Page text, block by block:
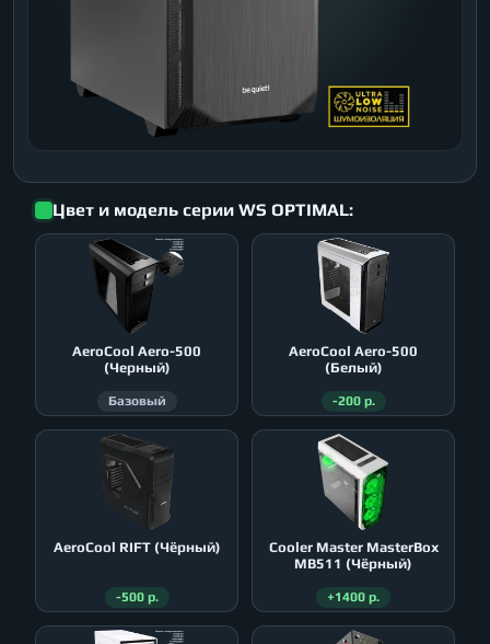
Цвет и модель серии WS OPTIMAL:
AeroСool Aero-500
(Черный)
Базовый
AeroСool Aero-500
(Белый)
-200 р.
AeroСool RIFT (Чёрный)
-500 р.
Cooler Master MasterBox
MB511 (Чёрный)
+1400 р.